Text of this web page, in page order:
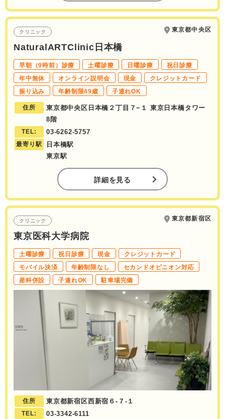
クリニック 東京都中央区
NaturalARTClinic日本橋
早朝（9時前）診療 土曜診療 日曜診療
祝日診療
年中無休
オンライン説明会 現金
クレジットカード
振り込み
年齢制限49歳 子連れOK
住所
東京都中央区日本橋２丁目７−１ 東京日本橋タワー
8階
TEL: 03-6262-5757
最寄り駅
日本橋駅
東京駅
詳細を見る
クリニック 東京都新宿区
東京医科大学病院
土曜診療 祝日診療 現金
クレジットカード
モバイル決済
年齢制限なし
セカンドオピニオン対応
産科併設
子連れOK 駐車場完備
住所 東京都新宿区西新宿６-７-１
TEL: 03-3342-6111